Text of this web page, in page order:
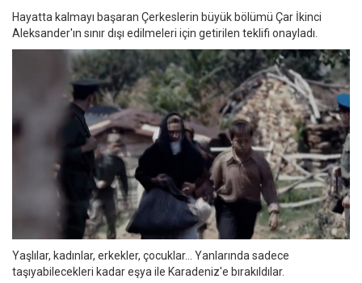
Hayatta kalmayı başaran Çerkeslerin büyük bölümü Çar İkinci
Aleksander'ın sınır dışı edilmeleri için getirilen teklifi onayladı.
Yaşlılar, kadınlar, erkekler, çocuklar... Yanlarında sadece
taşıyabilecekleri kadar eşya ile Karadeniz'e bırakıldılar.